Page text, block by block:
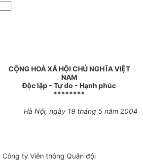
CỘNG HOÀ XÃ HỘI CHỦ NGHĨA VIỆT
NAM
Độc lập - Tự do - Hạnh phúc
********
Hà Nội, ngày 19 tháng 5 năm 2004
Công ty Viễn thông Quân đội